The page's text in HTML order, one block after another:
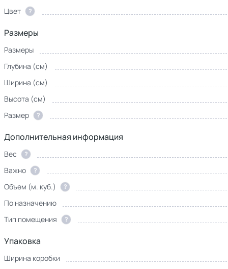
Цвет ?
Размеры
Размеры
Глубина (см)
Ширина (см)
Высота (см)
Размер
?
Дополнительная информация
Вес ?
Важно ?
Объем (м. куб.) ?
По назначению
Тип помещения
?
Упаковка
Ширина коробки